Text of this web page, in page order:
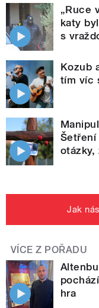
„Ruce
katy
s
Kozub
tím víc
Šetření
otázky,
Jak
VÍCE Z POŘADU
hra